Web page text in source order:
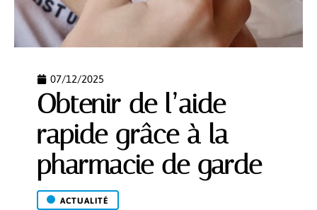
07/12/2025
Obtenir de l’aide
rapide grâce à la
pharmacie de garde
ACTUALITÉ